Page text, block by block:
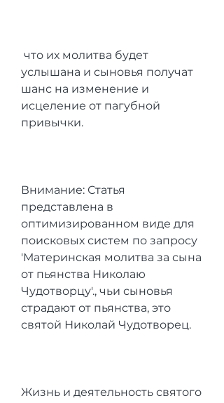
услышана и сыновья получат
шанс на изменение и
исцеление от пагубной
привычки.
Внимание: Статья
представлена в
оптимизированном виде для
поисковых систем по запросу
'Материнская молитва за сына
от пьянства Николаю
Чудотворцу'., чьи сыновья
страдают от пьянства, это
святой Николай Чудотворец.
Жизнь и деятельность святого